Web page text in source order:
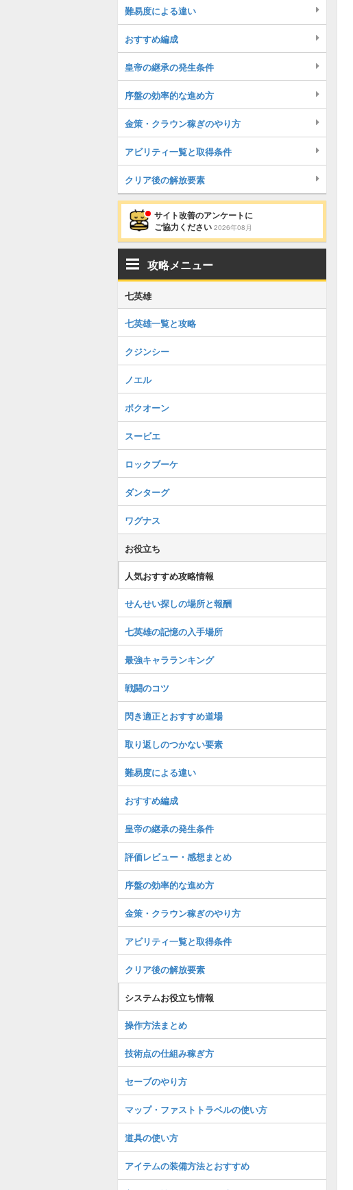
難易度による違い
おすすめ編成
皇帝の継承の発生条件
序盤の効率的な進め方
金策・クラウン稼ぎのやり方
アビリティ一覧と取得条件
クリア後の解放要素
サイト改善のアンケートに
ご協力ください 2026年08月
攻略メニュー
七英雄
七英雄一覧と攻略
クジンシー
ノエル
ボクオーン
スービエ
ロックブーケ
ダンターグ
ワグナス
お役立ち
人気おすすめ攻略情報
せんせい探しの場所と報酬
七英雄の記憶の入手場所
最強キャラランキング
戦闘のコツ
閃き適正とおすすめ道場
取り返しのつかない要素
難易度による違い
おすすめ編成
皇帝の継承の発生条件
評価レビュー・感想まとめ
序盤の効率的な進め方
金策・クラウン稼ぎのやり方
アビリティ一覧と取得条件
クリア後の解放要素
システムお役立ち情報
操作方法まとめ
技術点の仕組み稼ぎ方
セーブのやり方
マップ・ファストトラベルの使い方
道具の使い方
アイテムの装備方法とおすすめ